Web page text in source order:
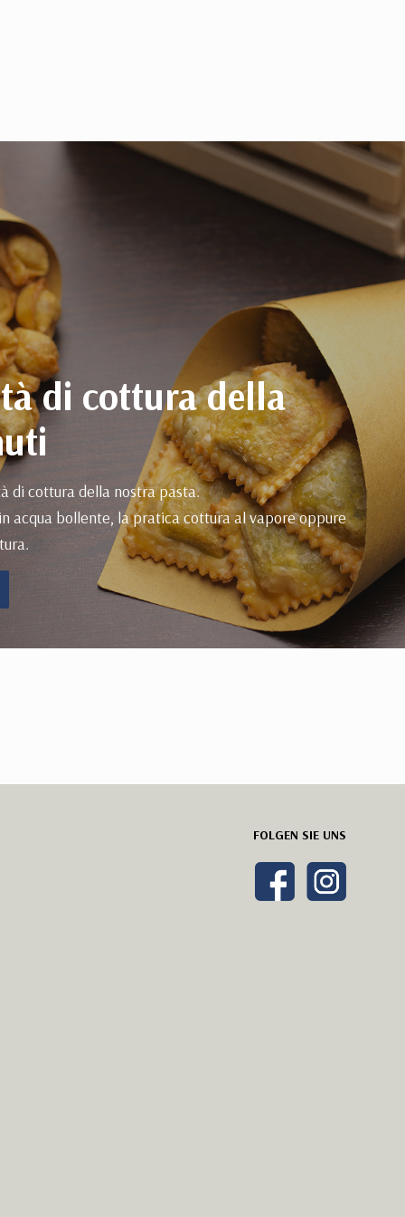
di cottura della
di cottura della nostra pasta.
acqua bollente, la pratica cottura al vapore oppure
FOLGEN SIE UNS